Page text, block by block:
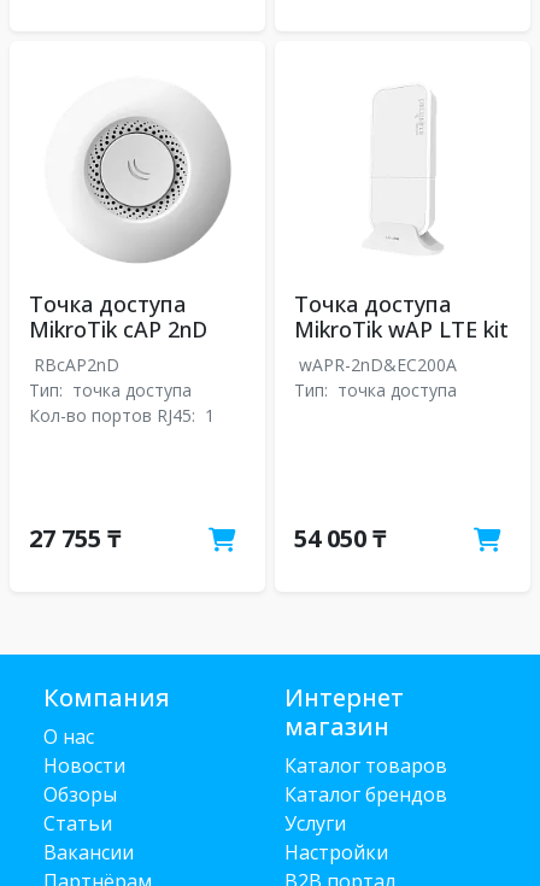
Точка доступа
MikroTik cAP 2nD
RBcAP2nD
Тип: точка доступа
Кол-во портов RJ45: 1
27 755 ₸
Точка доступа
MikroTik wAP LTE kit
wAPR-2nD&EC200A
Тип: точка доступа
54 050 ₸
Компания
О нас
Новости
Обзоры
Статьи
Вакансии
Интернет
магазин
Каталог товаров
Каталог брендов
Услуги
Настройки